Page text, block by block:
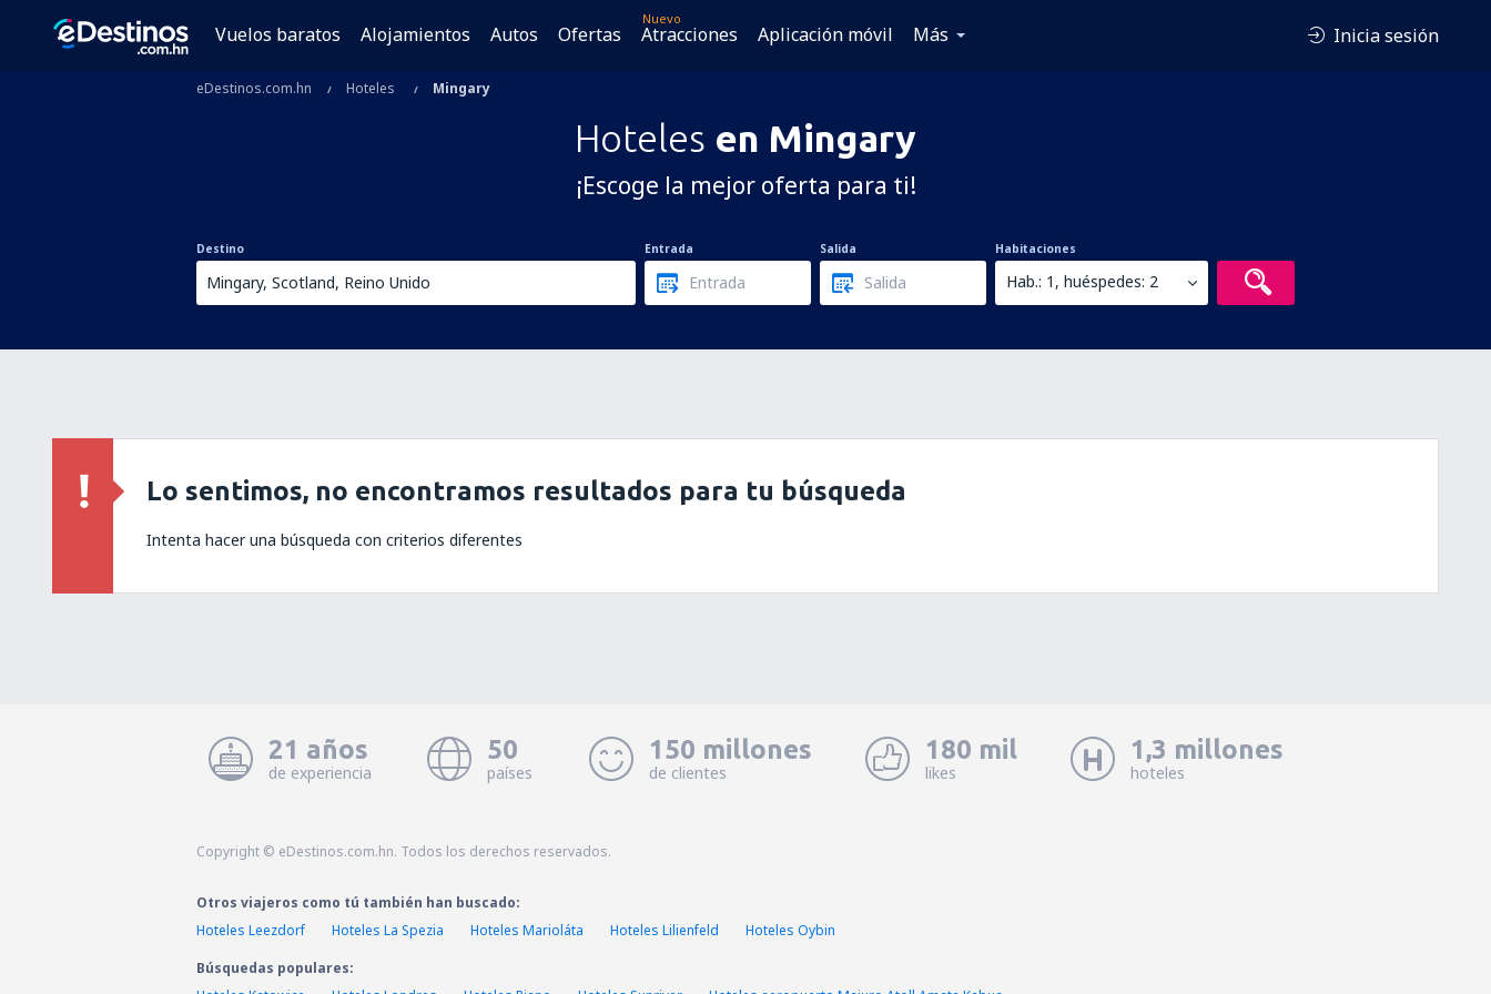
Vuelos baratos Alojamientos Autos Ofertas
Nuevo
Atracciones Aplicación móvil Más Inicia sesión
eDestinos.com.hn Hoteles Mingary
Hoteles en Mingary
¡Escoge la mejor oferta para ti!
Destino Entrada Salida Habitaciones
Hab.: 1, huéspedes: 2
Lo sentimos, no encontramos resultados para tu búsqueda
Intenta hacer una búsqueda con criterios diferentes
21 años
de experiencia
50
países
150 millones
de clientes
180 mil
likes
1,3 millones
hoteles
Copyright © eDestinos.com.hn. Todos los derechos reservados.
Otros viajeros como tú también han buscado:
Hoteles Leezdorf
Hoteles La Spezia Hoteles Marioláta Hoteles Lilienfeld
Hoteles Oybin
Búsquedas populares: